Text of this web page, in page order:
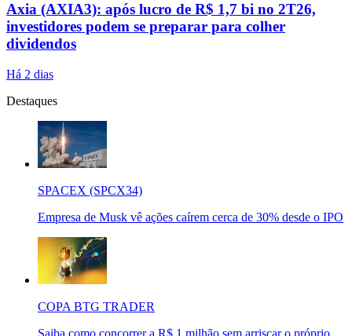
Axia (AXIA3): após lucro de R$ 1,7 bi no 2T26,
investidores podem se preparar para colher
dividendos
Há 2 dias
Destaques
SPACEX (SPCX34)
Empresa de Musk vê ações caírem cerca de 30% desde o IPO
COPA BTG TRADER
Saiba como concorrer a R$ 1 milhão sem arriscar o próprio